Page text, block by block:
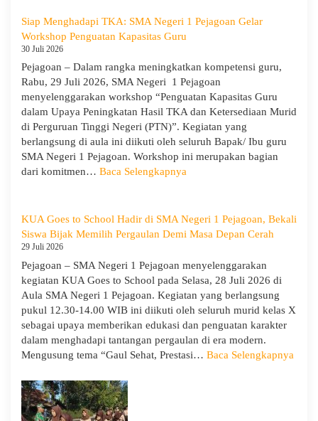
Siap Menghadapi TKA: SMA Negeri 1 Pejagoan Gelar
Workshop Penguatan Kapasitas Guru
30 Juli 2026
Pejagoan – Dalam rangka meningkatkan kompetensi guru,
Rabu, 29 Juli 2026, SMA Negeri 1 Pejagoan
menyelenggarakan workshop “Penguatan Kapasitas Guru
dalam Upaya Peningkatan Hasil TKA dan Ketersediaan Murid
di Perguruan Tinggi Negeri (PTN)”. Kegiatan yang
berlangsung di aula ini diikuti oleh seluruh Bapak/ Ibu guru
SMA Negeri 1 Pejagoan. Workshop ini merupakan bagian
dari komitmen… Baca Selengkapnya
TKA:
SMA
Pejagoan
Workshop
Penguatan
Kapasitas
Guru
KUA Goes to School Hadir di SMA Negeri 1 Pejagoan, Bekali
Siswa Bijak Memilih Pergaulan Demi Masa Depan Cerah
29 Juli 2026
Pejagoan – SMA Negeri 1 Pejagoan menyelenggarakan
kegiatan KUA Goes to School pada Selasa, 28 Juli 2026 di
Aula SMA Negeri 1 Pejagoan. Kegiatan yang berlangsung
pukul 12.30-14.00 WIB ini diikuti oleh seluruh murid kelas X
sebagai upaya memberikan edukasi dan penguatan karakter
dalam menghadapi tantangan pergaulan di era modern.
Mengusung tema “Gaul Sehat, Prestasi… Baca Selengkapnya